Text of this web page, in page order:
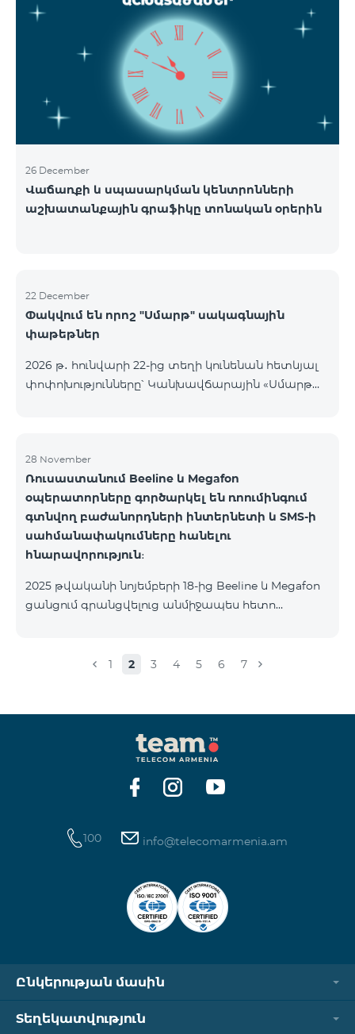
ցանցը կանջատվի Տավուշի և Լոռու մարզերում՝
2026թ.-ի հունվարի 15-ից: Ծառայությունների
անխափան հասանելությունն ապահովելու
նպատակով շարունակում է գործել հատուկ
առաջարկ, որը հնարավորություն է ընձեռում ձեռք
բերել նոր տեխնոլոգիաներով աշխատող բջջային
հեռախոսնե
26 December
Վաճառքի և սպասարկման կենտրոնների
աշխատանքային գրաֆիկը տոնական օրերին
22 December
Փակվում են որոշ "Սմարթ" սակագնային
փաթեթներ
2026 թ․ հունվարի 22-ից տեղի կունենան հետևյալ
փոփոխությունները՝ Կանխավճարային «Սմարթ
սակագնային փաթեթին, որի շրջանակներում
կստանան անսահմանափակ ինտերնետ, 2000
րոպե դեպի ՀՀ բոլոր ցանցեր, ԱՄՆ, Կանադա, ՌԴ
Beeline և Tele2 ցանցեր, 500 SMS, 200 ՄԲ
ռոումինգում, 60 TV ալիք։ «BeFree 5000 unlimit»
սակագնային փաթեթի ամսավճարը կազմում է
սակագնային փաթեթը կդադարի գ
28 November
Ռուսաստանում Beeline և Megafon
օպերատորները գործարկել են ռոումինգում
գտնվող բաժանորդների ինտերնետի և SMS-ի
սահմանափակումները հանելու
հնարավորություն։
2025 թվականի նոյեմբերի 18-ից Beeline և Megafon
ցանցում գրանցվելուց անմիջապես հետո
էջին։ Ստուգումը հաջողությամբ անցնելուց հետո
կերպով։ Խնդրում ենք ուշադրություն դարձնել, որ
Captcha հղումն աշխատում է միայն
համապատասխան օպերատորի բջջային
ցանցին միացված լինելու դեպքում։ Wi-Fi-ը և VPN-
ը պետք է անջատված լինեն, հակառակ դեպքում
1 2 3 4 5 6 7
100 info@telecomarmenia.am
Ընկերության մասին
Տեղեկատվություն